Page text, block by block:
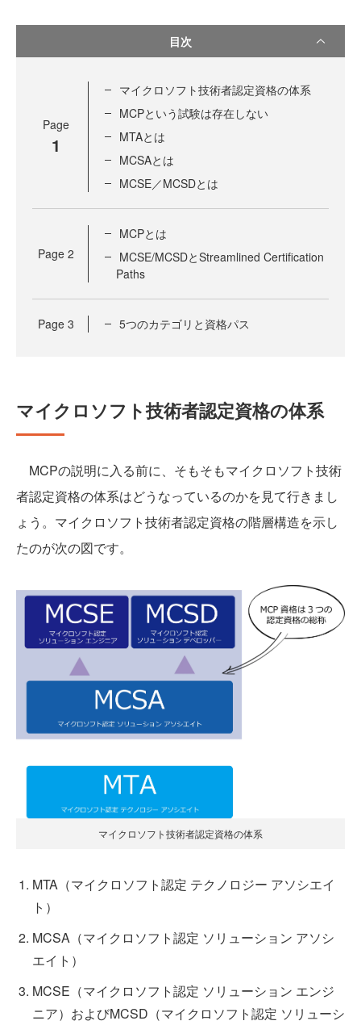
目次
Page
1
マイクロソフト技術者認定資格の体系
MCPという試験は存在しない
MTAとは
MCSAとは
MCSE／MCSDとは
Page 2
MCPとは
MCSE/MCSDとStreamlined Certification
Paths
Page 3 5つのカテゴリと資格パス
マイクロソフト技術者認定資格の体系
MCPの説明に入る前に、そもそもマイクロソフト技術
者認定資格の体系はどうなっているのかを見て行きまし
ょう。マイクロソフト技術者認定資格の階層構造を示し
たのが次の図です。
マイクロソフト技術者認定資格の体系
MTA（マイクロソフト認定 テクノロジー アソシエイ
ト）
MCSA（マイクロソフト認定 ソリューション アソシ
エイト）
MCSE（マイクロソフト認定 ソリューション エンジ
ニア）およびMCSD（マイクロソフト認定 ソリューシ